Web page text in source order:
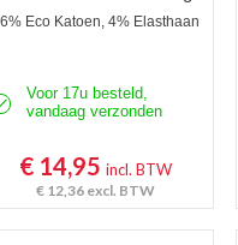
Eco Katoen, 4% Elasthaan
Voor 17u besteld,
vandaag verzonden
€ 14,95incl. BTW
€ 12,36 excl. BTW